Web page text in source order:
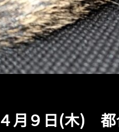
４月９日(木) 都